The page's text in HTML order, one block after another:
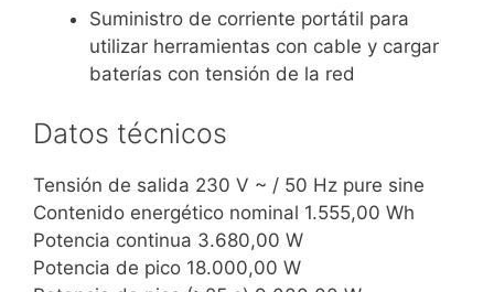
Suministro de corriente portátil para
utilizar herramientas con cable y cargar
baterías con tensión de la red
Datos técnicos
Tensión de salida 230 V ~ / 50 Hz pure sine
Contenido energético nominal 1.555,00 Wh
Potencia continua 3.680,00 W
Potencia de pico 18.000,00 W